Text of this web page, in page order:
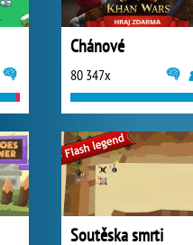
Chánové
80 347x
Soutěska smrti